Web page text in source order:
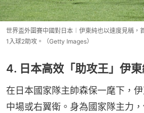
世界盃外圍賽中國對日本︱伊東純也以速度見稱，
1入球2助攻。（Getty Images）
4. 日本高效「助攻王」伊
在日本國家隊主帥森保一麾下，
中場或右翼衛。身為國家隊主力